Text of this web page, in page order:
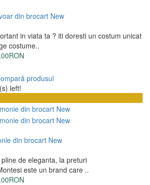
din brocart New
in viata ta ? iti doresti un costum unicat
costume..
produsul
left!
din brocart New
de eleganta, la preturi
este un brand care ..